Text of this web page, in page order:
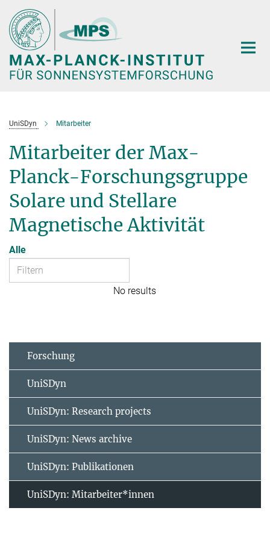
Hauptinhalt
UniSDyn Mitarbeiter
Mitarbeiter der Max-
Planck-Forschungsgruppe
Solare und Stellare
Magnetische Aktivität
Alle
No results
Forschung
UniSDyn
UniSDyn: Research projects
UniSDyn: News archive
UniSDyn: Publikationen
UniSDyn: Mitarbeiter*innen